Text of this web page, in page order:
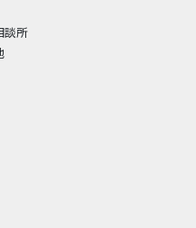
談所